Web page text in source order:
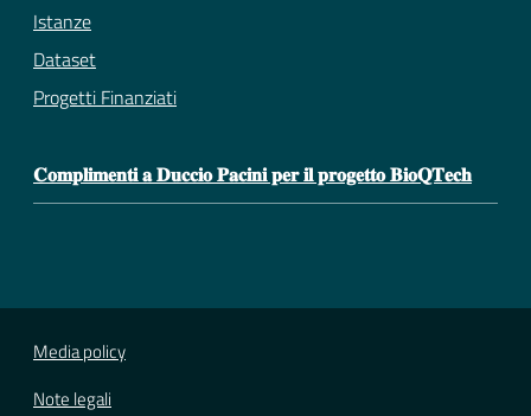
Istanze
Dataset
Progetti Finanziati
𝐂𝐨𝐦𝐩𝐥𝐢𝐦𝐞𝐧𝐭𝐢 𝐚 𝐃𝐮𝐜𝐜𝐢𝐨 𝐏𝐚𝐜𝐢𝐧𝐢 𝐩𝐞𝐫 𝐢𝐥 𝐩𝐫𝐨𝐠𝐞𝐭𝐭𝐨 𝐁𝐢𝐨𝐐𝐓𝐞𝐜𝐡
Media policy
Note legali